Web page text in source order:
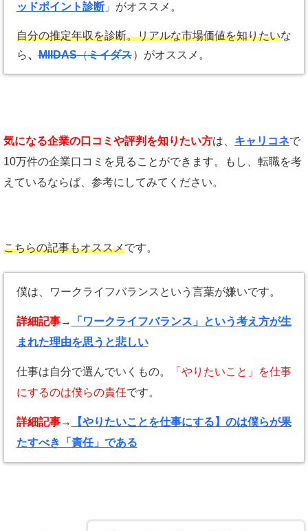
ッドポイント診断」がオススメ。
自分の推定年収を診断。リアルな市場価値を知りたいな
ら、MIIDAS（ミイダス ）がオススメ。
気になる企業の口コミや評判を知りたい方は、 キャリコネで
10万件の企業口コミを見ることができます。もし、転職を考
えているならば、参考にしてみてください。
こちらの記事もオススメです。
僕は、ワークライフバランスという言葉が嫌いです。
詳細記事→
「ワークライフバランス」という考え方が生
まれた理由を思うと悲しい
仕事は自分で選んでいくもの。
「やりたいこと」を仕事
にするのは僕らの責任です。
詳細記事→
【やりたいことを仕事にする】のは僕らが果
たすべき「責任」である